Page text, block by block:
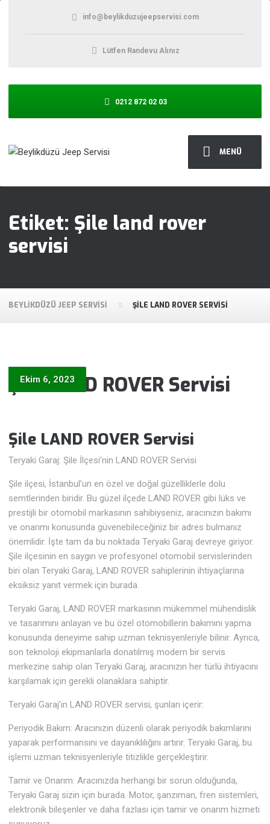
MENÜ
info@beylikduzujeepservisi.com
Lütfen Randevu Alınız
0212 872 02 03
Etiket: Şile land rover
servisi
BEYLIKDÜZÜ JEEP SERVISI ŞILE LAND ROVER SERVISI
Şile LAND ROVER Servisi
Ekim 6, 2023
Şile LAND ROVER Servisi
Teryaki Garaj: Şile İlçesi’nin LAND ROVER Servisi
Şile ilçesi, İstanbul’un en özel ve doğal güzelliklerle dolu
semtlerinden biridir. Bu güzel ilçede LAND ROVER gibi lüks ve
prestijli bir otomobil markasının sahibiyseniz, aracınızın bakımı
ve onarımı konusunda güvenebileceğiniz bir adres bulmanız
önemlidir. İşte tam da bu noktada Teryaki Garaj devreye giriyor.
Şile ilçesinin en saygın ve profesyonel otomobil servislerinden
biri olan Teryaki Garaj, LAND ROVER sahiplerinin ihtiyaçlarına
eksiksiz yanıt vermek için burada.
Teryaki Garaj, LAND ROVER markasının mükemmel mühendislik
ve tasarımını anlayan ve bu özel otomobillerin bakımını yapma
konusunda deneyime sahip uzman teknisyenleriyle bilinir. Ayrıca,
son teknoloji ekipmanlarla donatılmış modern bir servis
merkezine sahip olan Teryaki Garaj, aracınızın her türlü ihtiyacını
karşılamak için gerekli olanaklara sahiptir.
Teryaki Garaj’ın LAND ROVER servisi, şunları içerir:
Periyodik Bakım: Aracınızın düzenli olarak periyodik bakımlarını
yaparak performansını ve dayanıklılığını artırır. Teryaki Garaj, bu
işlemi uzman teknisyenleriyle titizlikle gerçekleştirir.
Tamir ve Onarım: Aracınızda herhangi bir sorun olduğunda,
Teryaki Garaj sizin için burada. Motor, şanzıman, fren sistemleri,
elektronik bileşenler ve daha fazlası için tamir ve onarım hizmeti